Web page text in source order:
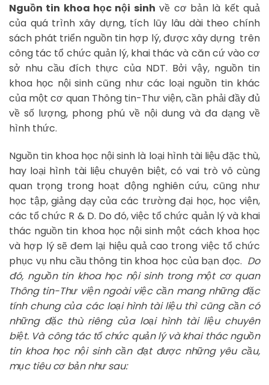
Nguồn tin khoa học nội sinh về cơ bản là kết quả
của quá trình xây dựng, tích lũy lâu dài theo chính
sách phát triển nguồn tin hợp lý, được xây dựng trên
công tác tổ chức quản lý, khai thác và căn cứ vào cơ
sở nhu cầu đích thực của NDT. Bởi vậy, nguồn tin
khoa học nội sinh cũng như các loại nguồn tin khác
của một cơ quan Thông tin-Thư viện, cần phải đầy đủ
về số lượng, phong phú về nội dung và đa dạng về
hình thức.
Nguồn tin khoa học nội sinh là loại hình tài liệu đặc thù,
hay loại hình tài liệu chuyên biệt, có vai trò vô cùng
quan trọng trong hoạt động nghiên cứu, cũng như
học tập, giảng dạy của các trường đại học, học viện,
các tổ chức R & D. Do đó, việc tổ chức quản lý và khai
thác nguồn tin khoa học nội sinh một cách khoa học
và hợp lý sẽ đem lại hiệu quả cao trong việc tổ chức
phục vụ nhu cầu thông tin khoa học của bạn đọc. Do
đó, nguồn tin khoa học nội sinh trong một cơ quan
Thông tin-Thư viện ngoài việc cần mang những đặc
tính chung của các loại hình tài liệu thì cũng cần có
những đặc thù riêng của loại hình tài liệu chuyên
biệt. Và công tác tổ chức quản lý và khai thác nguồn
tin khoa học nội sinh cần đạt được những yêu cầu,
mục tiêu cơ bản như sau: